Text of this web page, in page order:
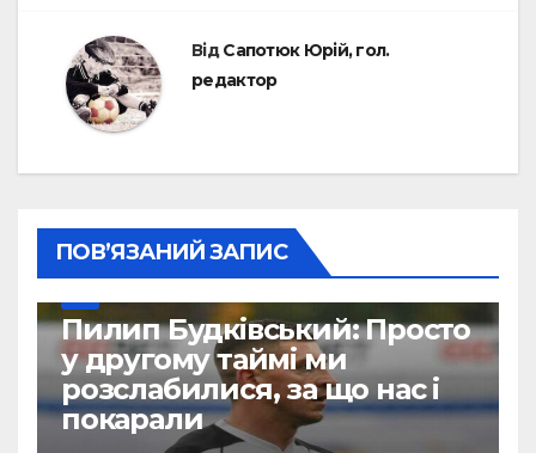
ВідСапотюк Юрій, гол.
редактор
ПОВ’ЯЗАНИЙ ЗАПИС
Пилип Будківський: Просто
у другому таймі ми
розслабилися, за що нас і
покарали